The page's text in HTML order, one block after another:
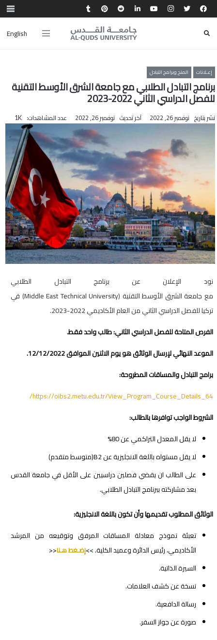
English
إعـلانات المنح وبرامج التبادل
برنامج التبادل الطلابي مع جامعة الشرق الأوسط التقنية
للفصل الدراسي الثاني 2022-2023
نشر بتاريخ نوفمبر 26, 2022 آخر تحديث نوفمبر 26, 2022 عدد المشاهدات: 1K
نود الإعلان عن برنامج التبادل الطلابي
مع جامعة الشرق الأوسط التقنية (Middle East Technical University) في
تركيا للفصل الدراسي الثاني من العام الأكاديمي 2022-2023.
الفرص المتاحة للفصل الدراسي الثاني: طالب واحد فقط.
الموعد النهائي لإرسال الوثائق هو يوم الاثنين الموافق 12/12/2022.
برامج التبادل والمساقات المطروحة:
https://oibs2.metu.edu.tr/View_Program_Course_Details_64/
الشروط الواجب توافرها بالطالب:
لا يقل المعدل التراكمي عن 80%
لا يقل مستواه باللغة الانجليزية عن B2(متوسط متقدم)
على الطالب ان يقضي فصلين دراسيين على الأقل في جامعة القدس
بعد مشاركته ببرنامج التبادل الطلابي.
الوثائق المطلوب تقديمها وأن تكون باللغة الانجليزية:
تعبئة نموذج معادلة المساقات المرفق وتوقيعه من المرشد
الأكاديمي، رئيس الدائرة وعميد الكلية. >>إضـغط هـنا<<
السيرة الذاتية.
نسخة عن كشف العلامات.
رسالة الدافعية.
صورة عن جواز السفر.